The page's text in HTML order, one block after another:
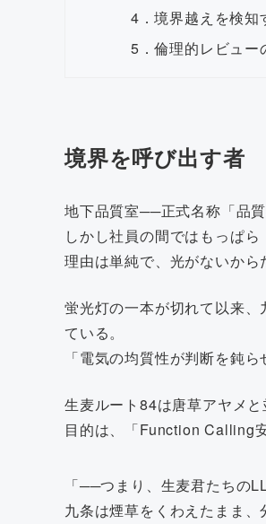
4．境界越えを検知
5．倫理的レビュー
境界を呼び出す者
地下品質室──正式名称「品
しかし社員の間ではもっぱら
理由は単純で、光がないから
蛍光灯の一本が切れて以来
ている。
「電気の均質性が判断を鈍ら
生麦ルート84は唐草アヤメ
目的は、「Function Calling
「──つまり、生麦君たちの
九条は煙草をくわえたまま、